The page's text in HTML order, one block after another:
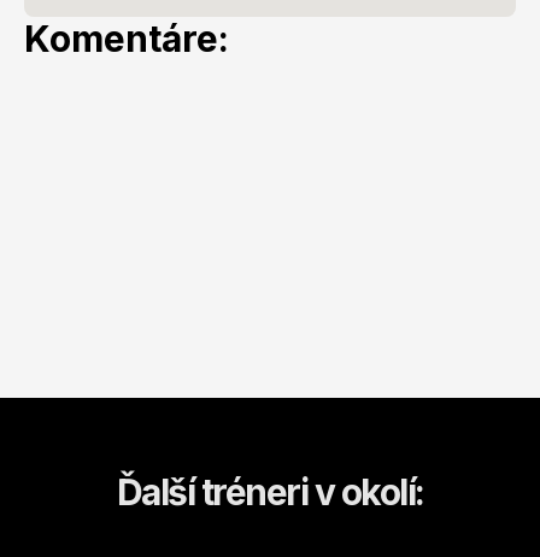
Komentáre:
Ďalší tréneri v okolí: